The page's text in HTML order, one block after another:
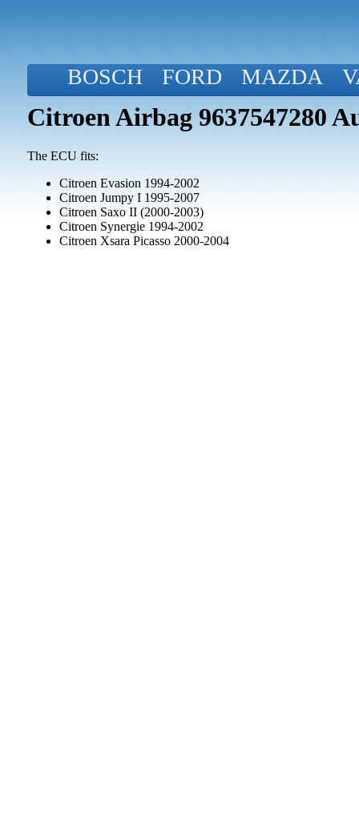
BOSCH FORD MAZDA
Citroen Airbag 9637547280
The ECU fits:
Citroen Evasion 1994-2002
Citroen Jumpy I 1995-2007
Citroen Saxo II (2000-2003)
Citroen Synergie 1994-2002
Citroen Xsara Picasso 2000-2004